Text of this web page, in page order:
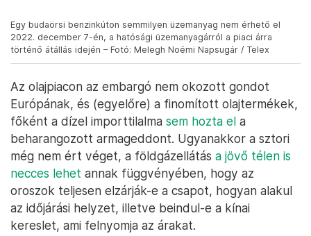
Egy budaörsi benzinkúton semmilyen üzemanyag nem érhető el
2022. december 7-én, a hatósági üzemanyagárról a piaci árra